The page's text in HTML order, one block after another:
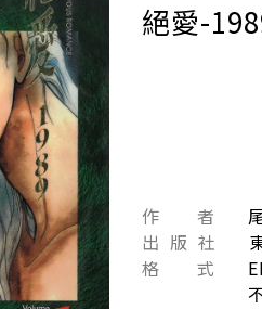
絕愛-
作 者
出 版 社
格 式